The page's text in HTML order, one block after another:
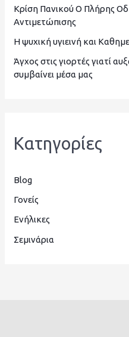
γ
ι
α
:
Κρίση Πανικού Ο Πλήρης
Αντιμετώπισης
Η ψυχική υγιεινή και
Άγχος στις γιορτές γιατί
συμβαίνει μέσα μας
Kατηγορίες
Blog
Γονείς
Ενήλικες
Σεμινάρια